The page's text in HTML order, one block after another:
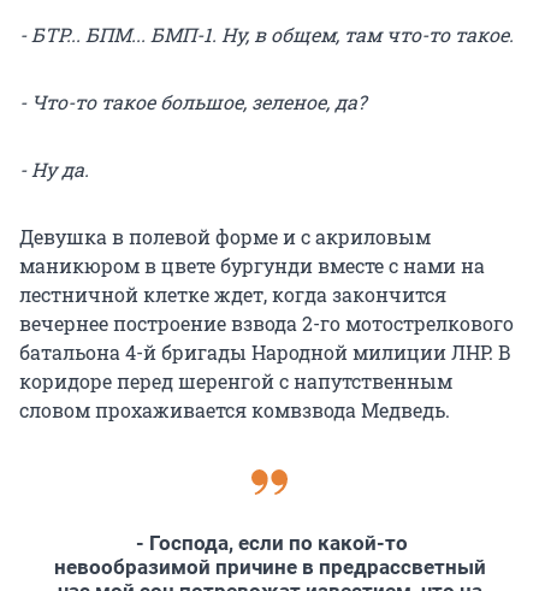
- БТР... БПМ... БМП-1. Ну, в общем, там что-то такое.
- Что-то такое большое, зеленое, да?
- Ну да.
Девушка в полевой форме и с акриловым
маникюром в цвете бургунди вместе с нами на
лестничной клетке ждет, когда закончится
вечернее построение взвода 2-го мотострелкового
батальона 4-й бригады Народной милиции ЛНР. В
коридоре перед шеренгой с напутственным
словом прохаживается комвзвода Медведь.
- Господа, если по какой-то
невообразимой причине в предрассветный